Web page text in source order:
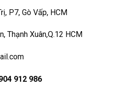
P7, Gò Vấp, HCM
Thạnh Xuân,Q.12 HCM
912 986